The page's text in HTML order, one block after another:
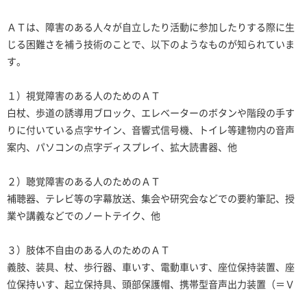
ＡＴは、障害のある人々が自立したり活動に参加したりする際に生
じる困難さを補う技術のことで、以下のようなものが知られていま
す。
１）視覚障害のある人のためのＡＴ
白杖、歩道の誘導用ブロック、エレベーターのボタンや階段の手す
りに付いている点字サイン、音響式信号機、トイレ等建物内の音声
案内、パソコンの点字ディスプレイ、拡大読書器、他
２）聴覚障害のある人のためのＡＴ
補聴器、テレビ等の字幕放送、集会や研究会などでの要約筆記、授
業や講義などでのノートテイク、他
３）肢体不自由のある人のためのＡＴ
義肢、装具、杖、歩行器、車いす、電動車いす、座位保持装置、座
位保持いす、起立保持具、頭部保護帽、携帯型音声出力装置（＝Ｖ